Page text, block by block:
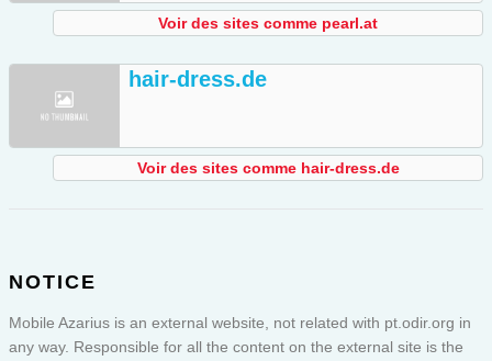
Voir des sites comme pearl.at
hair-dress.de
Voir des sites comme hair-dress.de
NOTICE
Mobile Azarius is an external website, not related with pt.odir.org in
any way. Responsible for all the content on the external site is the